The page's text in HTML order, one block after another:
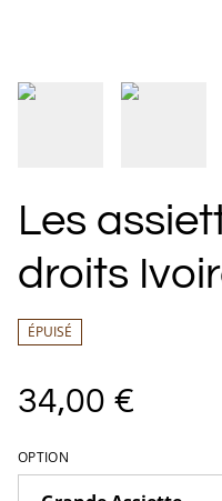
Les
droits
ÉPUISÉ
34,00 €
OPTION